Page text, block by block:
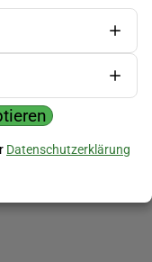
Datenschutzerklärung